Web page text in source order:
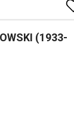
(1933-